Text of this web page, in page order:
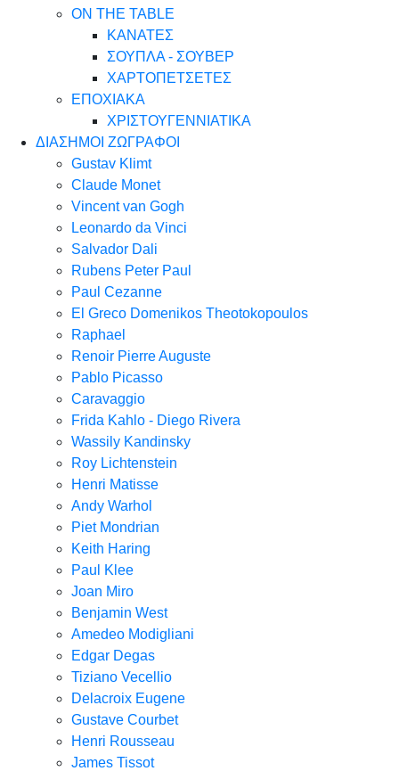
ON THE TABLE
ΚΑΝΑΤΕΣ
ΣΟΥΠΛΑ - ΣΟΥΒΕΡ
ΧΑΡΤΟΠΕΤΣΕΤΕΣ
ΕΠΟΧΙΑΚΑ
ΧΡΙΣΤΟΥΓΕΝΝΙΑΤΙΚΑ
ΔΙΑΣΗΜΟΙ ΖΩΓΡΑΦΟΙ
Gustav Klimt
Claude Monet
Vincent van Gogh
Leonardo da Vinci
Salvador Dali
Rubens Peter Paul
Paul Cezanne
El Greco Domenikos Theotokopoulos
Raphael
Renoir Pierre Auguste
Pablo Picasso
Caravaggio
Frida Kahlo - Diego Rivera
Wassily Kandinsky
Roy Lichtenstein
Henri Matisse
Andy Warhol
Piet Mondrian
Keith Haring
Paul Klee
Joan Miro
Benjamin West
Amedeo Modigliani
Edgar Degas
Tiziano Vecellio
Delacroix Eugene
Gustave Courbet
Henri Rousseau
James Tissot